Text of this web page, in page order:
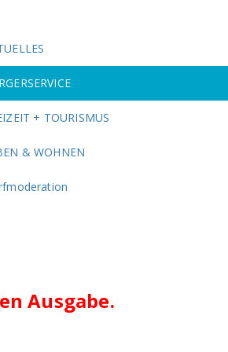
+ TOURISMUS
& WOHNEN
Ausgabe.